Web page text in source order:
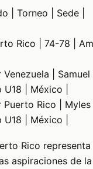
| Torneo | Sede |
Rico | 74-78 |
Venezuela |
| México |
Puerto Rico | Myles
| México |
Rico representa
aspiraciones de